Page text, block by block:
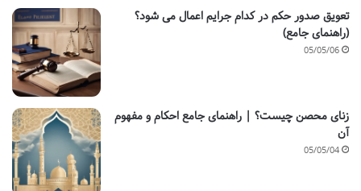
تعویق صدور حکم در کدام جرایم اعمال می شود؟
(راهنمای جامع)
05/05/06
زنای محصن چیست؟ | راهنمای جامع احکام و مفهوم
آن
05/05/04